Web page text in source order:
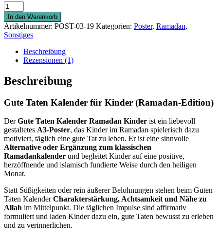
Gute
Taten
Kalender
(Ramadan-
Edition)
Affirmationsposter
guten
Taten
In den Warenkorb
Artikelnummer: POST-03-19 Kategorien: Poster, Ramadan,
Sonstiges
Beschreibung
Rezensionen (1)
Beschreibung
Gute Taten Kalender für Kinder (Ramadan-Edition)
DerGute Taten Kalender Ramadan Kinder ist ein liebevoll
gestaltetes A3-Poster, das Kinder im Ramadan spielerisch dazu
motiviert, täglich eine gute Tat zu leben. Er ist eine sinnvolle
Alternative oder Ergänzung zum klassischen
Ramadankalender und begleitet Kinder auf eine positive,
herzöffnende und islamisch fundierte Weise durch den heiligen
Monat.
Statt Süßigkeiten oder rein äußerer Belohnungen stehen beim Guten
Taten KalenderCharakterstärkung, Achtsamkeit und Nähe zu
Allah im Mittelpunkt. Die täglichen Impulse sind affirmativ
formuliert und laden Kinder dazu ein, gute Taten bewusst zu erleben
und zu verinnerlichen.